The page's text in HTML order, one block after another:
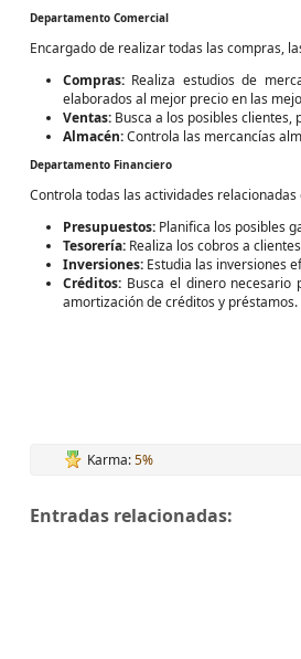
Departamento Comercial
Encargado de realizar todas las compras,
Compras: Realiza estudios de
elaborados al mejor precio en las
Ventas: Busca a los posibles clientes,
Almacén:Controla las mercancías
Departamento Financiero
Controla todas las actividades
Presupuestos: Planifica los posibles
Tesorería: Realiza los cobros a
Inversiones: Estudia las inversiones
Créditos: Busca el dinero necesario
amortización de créditos y préstamos.
Karma:5%
Entradas relacionadas: